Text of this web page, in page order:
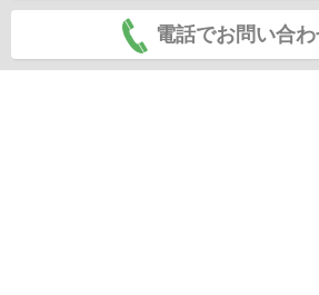
電話でお問い合